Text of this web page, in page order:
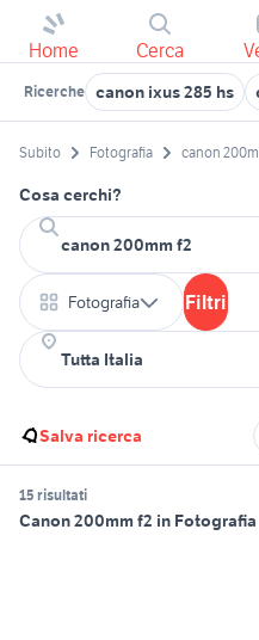
Home Cerca
Ricerche canon ixus 285 hs
Subito Fotografia canon
Cosa cerchi?
Fotografia Filtri
Salva ricerca
15 risultati
Canon 200mm f2 in Fotografia